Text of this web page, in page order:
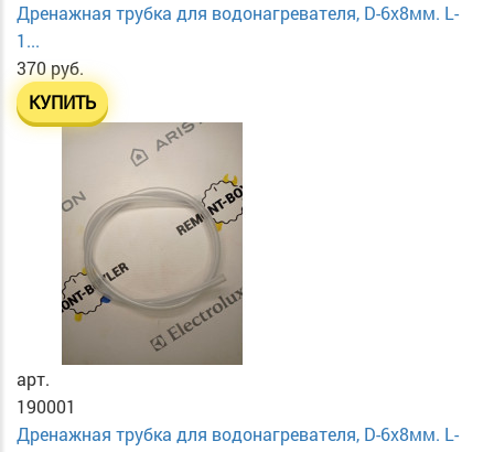
Дренажная трубка для водонагревателя, D-6х8мм. L-
1...
370 руб.
КУПИТЬ
арт.
190001
Дренажная трубка для водонагревателя, D-6х8мм. L-